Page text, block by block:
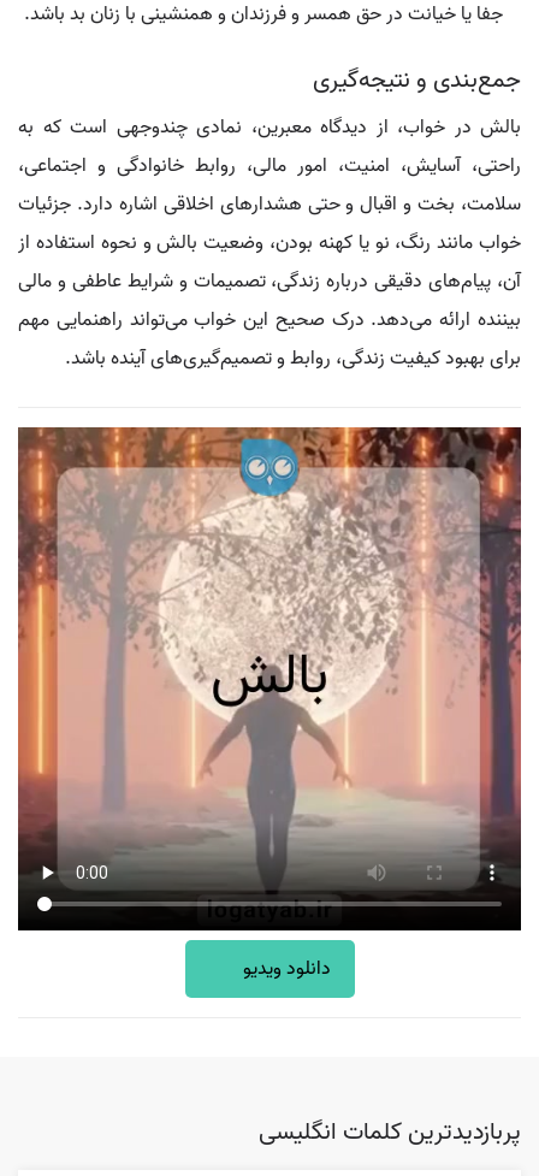
جفا یا خیانت در حق همسر و فرزندان و همنشینی با زنان بد باشد.
جمع‌بندی و نتیجه‌گیری
بالش در خواب، از دیدگاه معبرین، نمادی چندوجهی است که به
راحتی، آسایش، امنیت، امور مالی، روابط خانوادگی و اجتماعی،
سلامت، بخت و اقبال و حتی هشدارهای اخلاقی اشاره دارد. جزئیات
خواب مانند رنگ، نو یا کهنه بودن، وضعیت بالش و نحوه استفاده از
آن، پیام‌های دقیقی درباره زندگی، تصمیمات و شرایط عاطفی و مالی
بیننده ارائه می‌دهد. درک صحیح این خواب می‌تواند راهنمایی مهم
برای بهبود کیفیت زندگی، روابط و تصمیم‌گیری‌های آینده باشد.
دانلود ویدیو
پربازدیدترین کلمات انگلیسی